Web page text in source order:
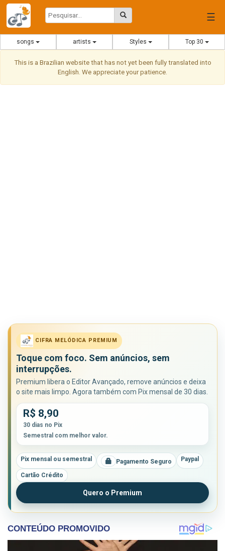
☰
songs artists Styles Top 30
This is a Brazilian website that has not yet been fully translated into
English. We appreciate your patience.
CIFRA MELÓDICA PREMIUM
Toque com foco. Sem anúncios, sem
interrupções.
Premium libera o Editor Avançado, remove anúncios e deixa
o site mais limpo. Agora também com Pix mensal de 30 dias.
R$ 8,90
30 dias no Pix
Semestral com melhor valor.
Pix mensal ou semestral Pagamento Seguro Paypal
Cartão Crédito
Quero o Premium